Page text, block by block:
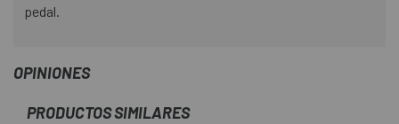
pedal.
OPINIONES
PRODUCTOS SIMILARES